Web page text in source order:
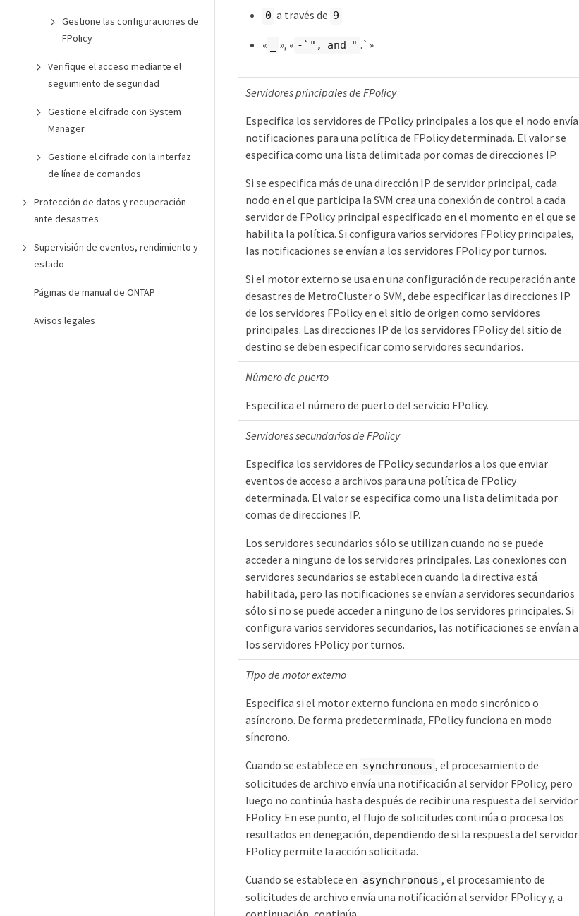
Gestione las configuraciones de
FPolicy
Verifique el acceso mediante el
seguimiento de seguridad
Gestione el cifrado con System
Manager
Gestione el cifrado con la interfaz
de línea de comandos
Protección de datos y recuperación
ante desastres
Supervisión de eventos, rendimiento y
estado
Páginas de manual de ONTAP
Avisos legales
0 a través de 9
« », « -`", and " .`»
Servidores principales de FPolicy
Especifica los servidores de FPolicy principales a los que el nodo envía
notificaciones para una política de FPolicy determinada. El valor se
especifica como una lista delimitada por comas de direcciones IP.
Si se especifica más de una dirección IP de servidor principal, cada
nodo en el que participa la SVM crea una conexión de control a cada
servidor de FPolicy principal especificado en el momento en el que se
habilita la política. Si configura varios servidores FPolicy principales,
las notificaciones se envían a los servidores FPolicy por turnos.
Si el motor externo se usa en una configuración de recuperación ante
desastres de MetroCluster o SVM, debe especificar las direcciones IP
de los servidores FPolicy en el sitio de origen como servidores
principales. Las direcciones IP de los servidores FPolicy del sitio de
destino se deben especificar como servidores secundarios.
Número de puerto
Especifica el número de puerto del servicio FPolicy.
Servidores secundarios de FPolicy
Especifica los servidores de FPolicy secundarios a los que enviar
eventos de acceso a archivos para una política de FPolicy
determinada. El valor se especifica como una lista delimitada por
comas de direcciones IP.
Los servidores secundarios sólo se utilizan cuando no se puede
acceder a ninguno de los servidores principales. Las conexiones con
servidores secundarios se establecen cuando la directiva está
habilitada, pero las notificaciones se envían a servidores secundarios
sólo si no se puede acceder a ninguno de los servidores principales. Si
configura varios servidores secundarios, las notificaciones se envían a
los servidores FPolicy por turnos.
Tipo de motor externo
Especifica si el motor externo funciona en modo sincrónico o
asíncrono. De forma predeterminada, FPolicy funciona en modo
síncrono.
Cuando se establece en synchronous , el procesamiento de
solicitudes de archivo envía una notificación al servidor FPolicy, pero
luego no continúa hasta después de recibir una respuesta del servidor
FPolicy. En ese punto, el flujo de solicitudes continúa o procesa los
resultados en denegación, dependiendo de si la respuesta del servidor
FPolicy permite la acción solicitada.
Cuando se establece en asynchronous , el procesamiento de
solicitudes de archivo envía una notificación al servidor FPolicy y, a